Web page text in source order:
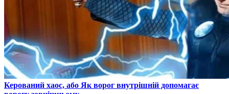
​Керований хаос, або Як ворог внутрішній допомагає